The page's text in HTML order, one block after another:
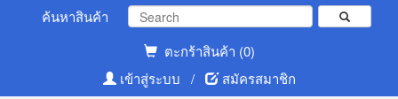
ค้นหาสินค้า
ตะกร้าสินค้า (0)
เข้าสู่ระบบ
/ สมัครสมาชิก